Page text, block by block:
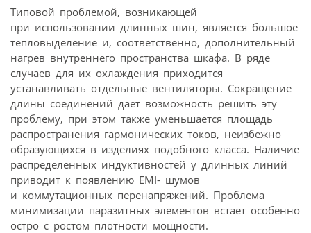
Типовой проблемой, возникающей
при использовании длинных шин, является большое
тепловыделение и, соответственно, дополнительный
нагрев внутреннего пространства шкафа. В ряде
случаев для их охлаждения приходится
устанавливать отдельные вентиляторы. Сокращение
длины соединений дает возможность решить эту
проблему, при этом также уменьшается площадь
распространения гармонических токов, неизбежно
образующихся в изделиях подобного класса. Наличие
распределенных индуктивностей у длинных линий
приводит к появлению EMI- шумов
и коммутационных перенапряжений. Проблема
минимизации паразитных элементов встает особенно
остро с ростом плотности мощности.